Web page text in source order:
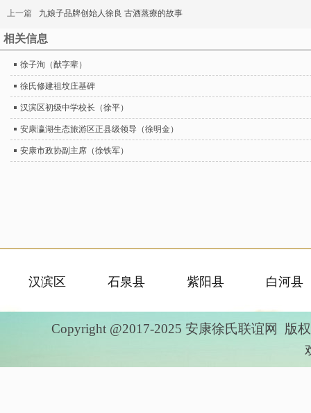
上一篇 九娘子品牌创始人徐良 古酒蒸療的故事
相关信息
徐子洵（猷字辈）
徐氏修建祖坟庄基碑
汉滨区初级中学校长（徐平）
安康瀛湖生态旅游区正县级领导（徐明金）
安康市政协副主席（徐铁军）
汉滨区 石泉县 紫阳县 白河县
Copyright @2017-2025 安康徐氏联谊网 版